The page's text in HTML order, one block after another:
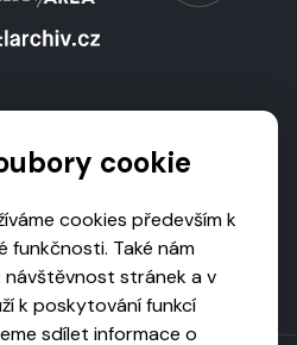
cookie
cookies především k
funkčnosti. Také nám
stránek a v
k poskytování funkcí
sdílet informace o